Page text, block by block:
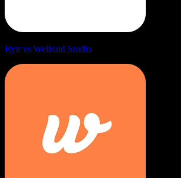
Rytr vs Wellsaid Studio